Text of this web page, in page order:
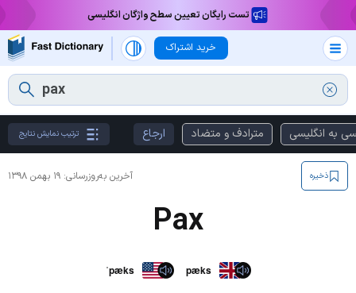
تست رایگان تعیین سطح واژگان انگلیسی
خرید اشتراک
به انگلیسی مترادف و متضاد ارجاع ترتیب نمایش نتایج
آخرین به‌روزرسانی: ۱۹ بهمن ۱۳۹۸ ذخیره
Pax
ˈpæks pæks